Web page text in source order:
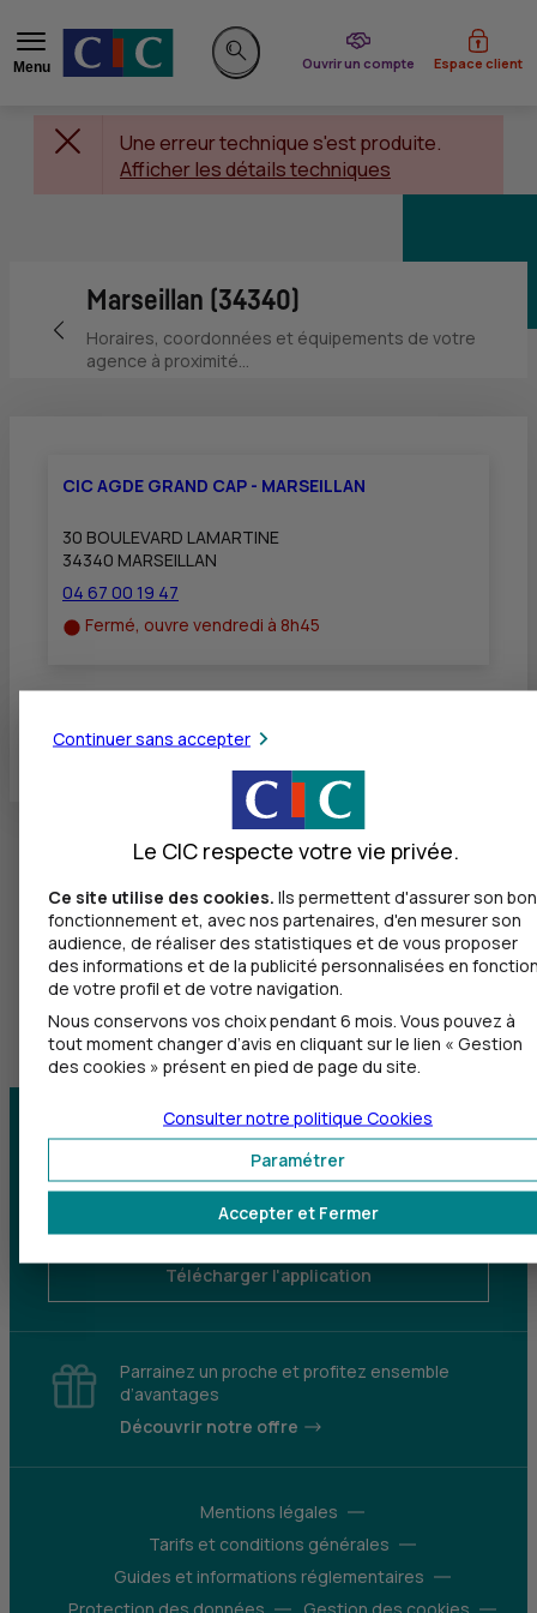
Menu
Rechercher sur le site
Ouvrir un compte
du CIC Espace client
Une erreur technique s'est produite.
Afficher les détails techniques
Retour vers la page précédente
Marseillan (34340)
Horaires, coordonnées et équipements de votre
agence à proximité...
CIC AGDE GRAND CAP - MARSEILLAN
30 BOULEVARD LAMARTINE
34340 MARSEILLAN
04 67 00 19 47
Fermé, ouvre vendredi à 8h45
Toutes les localités
Centre d'aide Trouver une agence
Sourds et
Télécharger l'application
Parrainez un proche et profitez ensemble
d’avantages
Découvrir notre offre
Mentions légales
Tarifs et conditions générales
Guides et informations réglementaires
Continuer sans accepter
Le CIC respecte votre vie privée.
Ce site utilise des cookies. Ils permettent d'assurer son bon
fonctionnement et, avec nos partenaires, d'en mesurer son
audience, de réaliser des statistiques et de vous proposer
des informations et de la publicité personnalisées en
de votre profil et de votre navigation.
Nous conservons vos choix pendant 6 mois. Vous pouvez à
tout moment changer d’avis en cliquant sur le lien « Gestion
des cookies » présent en pied de page du site.
Accepter et Fermer
Paramétrer
Consulter notre politique Cookies